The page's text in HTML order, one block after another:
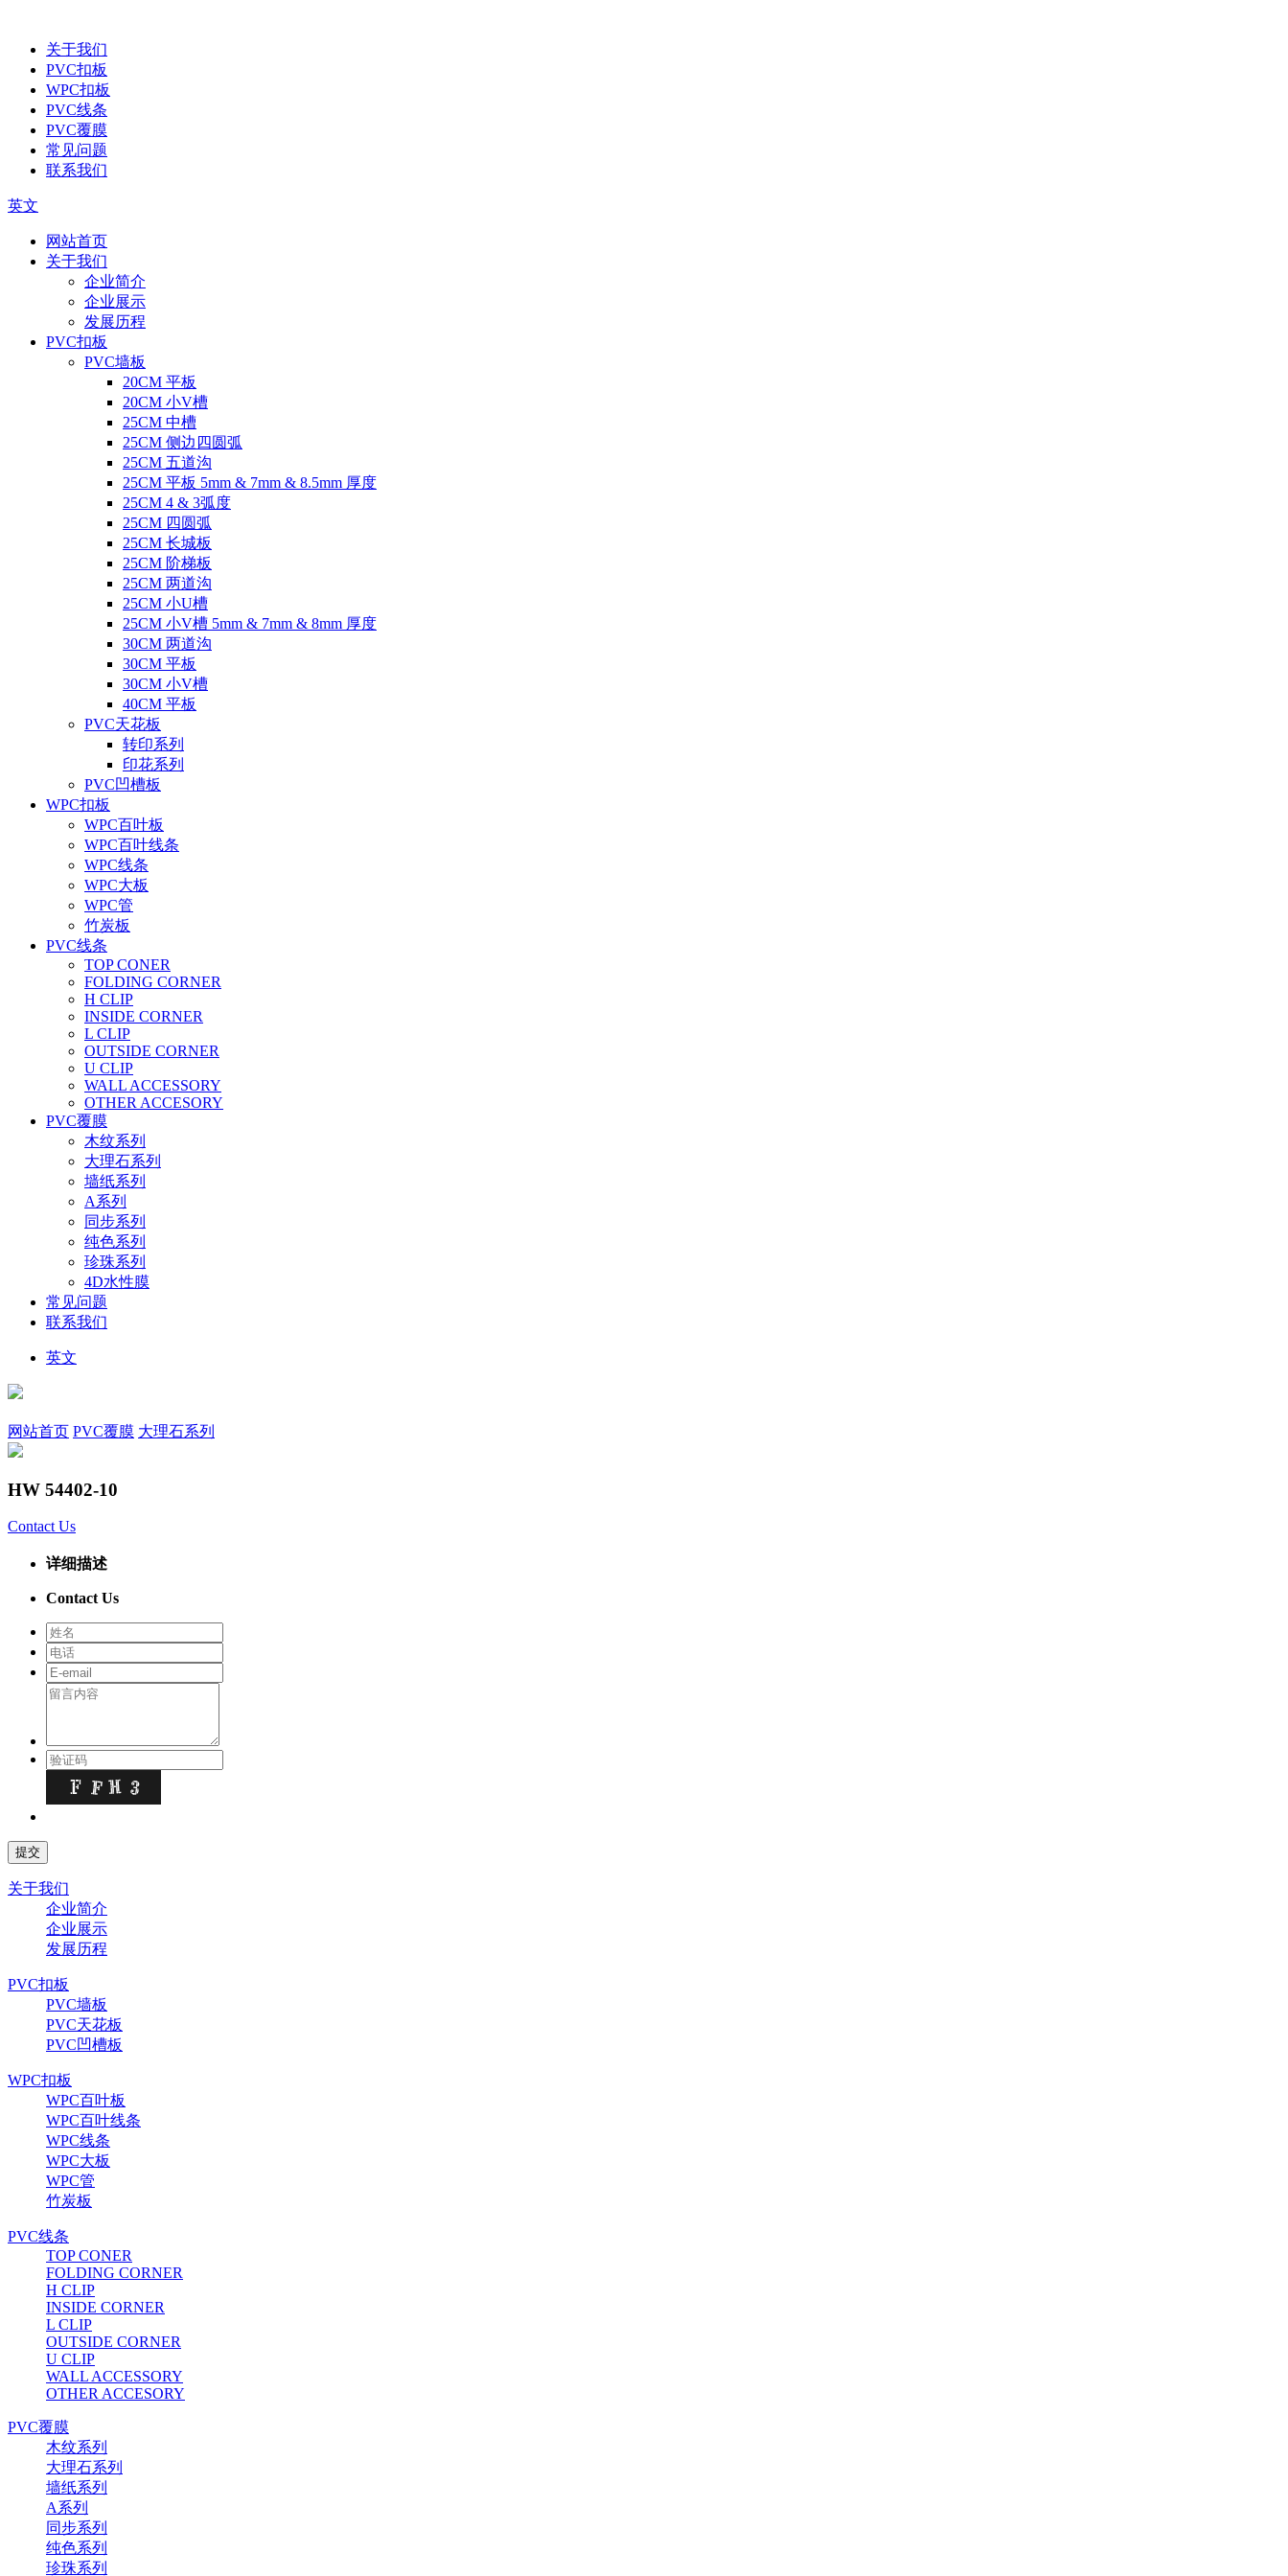
关于我们
PVC扣板
WPC扣板
PVC线条
PVC覆膜
常见问题
联系我们
英文
网站首页
关于我们
企业简介
企业展示
发展历程
PVC扣板
PVC墙板
20CM 平板
20CM 小V槽
25CM 中槽
25CM 侧边四圆弧
25CM 五道沟
25CM 平板 5mm & 7mm & 8.5mm 厚度
25CM 4 & 3弧度
25CM 四圆弧
25CM 长城板
25CM 阶梯板
25CM 两道沟
25CM 小U槽
25CM 小V槽 5mm & 7mm & 8mm 厚度
30CM 两道沟
30CM 平板
30CM 小V槽
40CM 平板
PVC天花板
转印系列
印花系列
PVC凹槽板
WPC扣板
WPC百叶板
WPC百叶线条
WPC线条
WPC大板
WPC管
竹炭板
PVC线条
TOP CONER
FOLDING CORNER
H CLIP
INSIDE CORNER
L CLIP
OUTSIDE CORNER
U CLIP
WALL ACCESSORY
OTHER ACCESORY
PVC覆膜
木纹系列
大理石系列
墙纸系列
A系列
同步系列
纯色系列
珍珠系列
4D水性膜
常见问题
联系我们
英文
网站首页 PVC覆膜 大理石系列
HW 54402-10
Contact Us
详细描述
Contact Us
关于我们
企业简介
企业展示
发展历程
PVC扣板
PVC墙板
PVC天花板
PVC凹槽板
WPC扣板
WPC百叶板
WPC百叶线条
WPC线条
WPC大板
WPC管
竹炭板
PVC线条
TOP CONER
FOLDING CORNER
H CLIP
INSIDE CORNER
L CLIP
OUTSIDE CORNER
U CLIP
WALL ACCESSORY
OTHER ACCESORY
PVC覆膜
木纹系列
大理石系列
墙纸系列
A系列
同步系列
纯色系列
珍珠系列